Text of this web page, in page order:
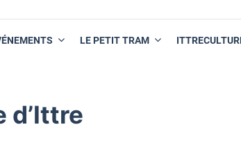
LE PETIT TRAM
d’Ittre